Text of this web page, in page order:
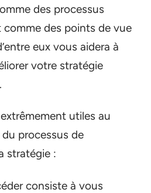
des processus
des points de vue
eux vous aidera à
votre stratégie
utiles au
processus de
stratégie :
consiste à vous